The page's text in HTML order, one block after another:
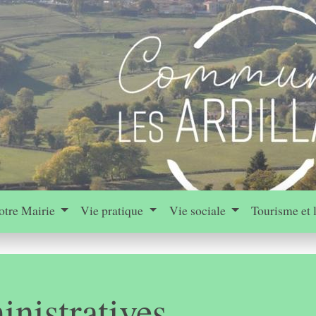
Mairie Vie pratique Vie sociale Tourisme